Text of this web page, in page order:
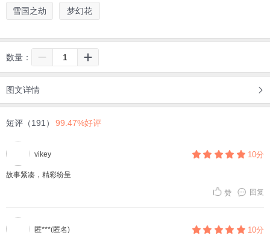
雪国之劫 梦幻花
数量：
图文详情
短评（191） 99.47%好评
vikey 10分
故事紧凑，精彩纷呈
回复
赞
匿***(匿名) 10分